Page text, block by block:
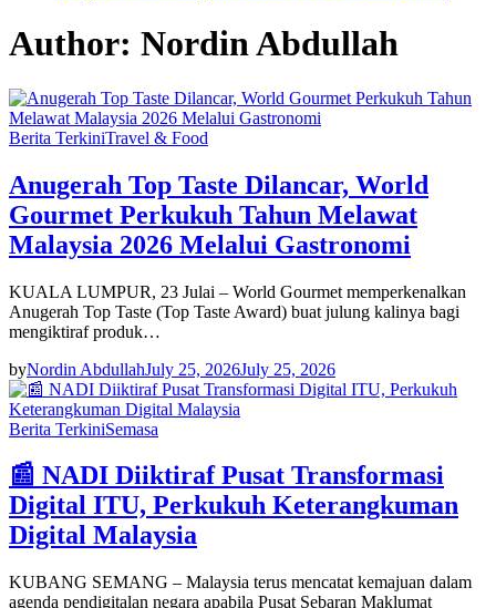
Author: Nordin Abdullah
Berita TerkiniTravel & Food
Anugerah Top Taste Dilancar, World
Gourmet Perkukuh Tahun Melawat
Malaysia 2026 Melalui Gastronomi
KUALA LUMPUR, 23 Julai – World Gourmet memperkenalkan
Anugerah Top Taste (Top Taste Award) buat julung kalinya bagi
mengiktiraf produk…
byNordin AbdullahJuly 25, 2026July 25, 2026
Berita TerkiniSemasa
📰 NADI Diiktiraf Pusat Transformasi
Digital ITU, Perkukuh Keterangkuman
Digital Malaysia
KUBANG SEMANG – Malaysia terus mencatat kemajuan dalam
agenda pendigitalan negara apabila Pusat Sebaran Maklumat